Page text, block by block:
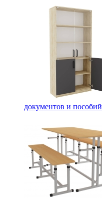
документов и пособий